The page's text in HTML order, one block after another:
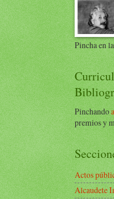
Pincha en
Pinchando
premios y
Actos
Alcaudete